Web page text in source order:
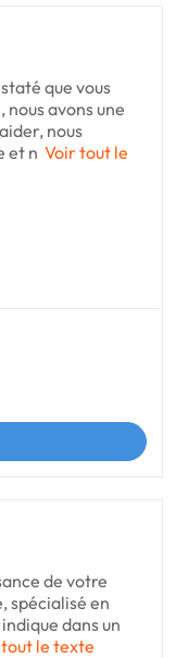
que vous
avons une
nous
et n Voir tout le
de votre
spécialisé en
dans un
le texte